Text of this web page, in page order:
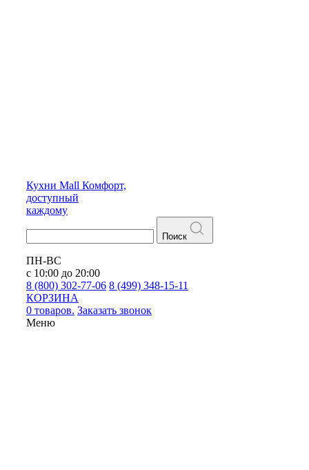
Кухни Mall Комфорт,
доступный
каждому
Поиск
ПН-ВС
с 10:00 до 20:00
8 (800) 302-77-06 8 (499) 348-15-11
КОРЗИНА
0 товаров. Заказать звонок
Меню